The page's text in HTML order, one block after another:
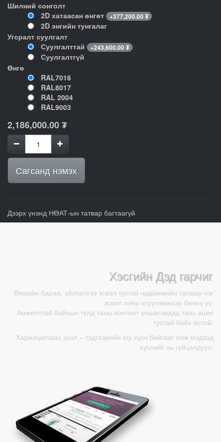
Шилний сонголт
2D хатаасан өнгөт
+377,200.00 ₮
2D энгийн тунгалаг
Угсралт суулгалт
Суулгалттай
+243,600.00 ₮
Суулгалтгүй
Өнгө
RAL7016
RAL8017
RAL 2004
RAL9003
2,186,000.00₮
Сагсанд нэмэх
Дээрх үнэнд НӨАТ-ын татвар багтаагүй
Хэсгийн Дэд гарчиг
Өөрийн бараа, үйлчилгээ эсвэл тусгай чадамжийн талаар нэг
эсвэл хоёр өгүүлэмжээр бичнэ үү.
Амжилттай байхын тулд таны контент уншигчидад тань ашиг
тустай байх ёстой.
Харилцагчаас эхэл – тэдгээрийн юу хүсч байгааг олж мэдээд
хүслийг нь гүйцэлдүүл.